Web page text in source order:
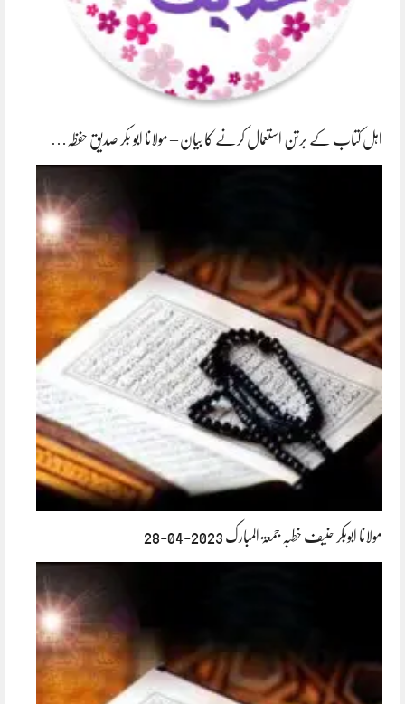
اہل کتاب کے برتن استعمال کرنے کا بیان – مولانا ابو بکر صدیق حفظہ…
مولانا ابوبکر حنیف خطبہ جمعۃ المبارک 2023-04-28